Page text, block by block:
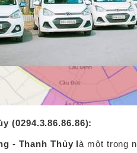
(0294.3.86.86.86):
- Thanh Thủy là một trong